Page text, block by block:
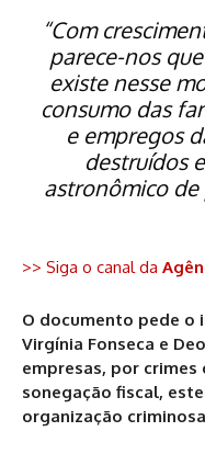
“Com
parece-nos
existe nesse
consumo das
e empregos
destruídos
astronômico de
>> Siga o canal da
O documento pede o
Virgínia Fonseca e
empresas, por
sonegação fiscal,
organização